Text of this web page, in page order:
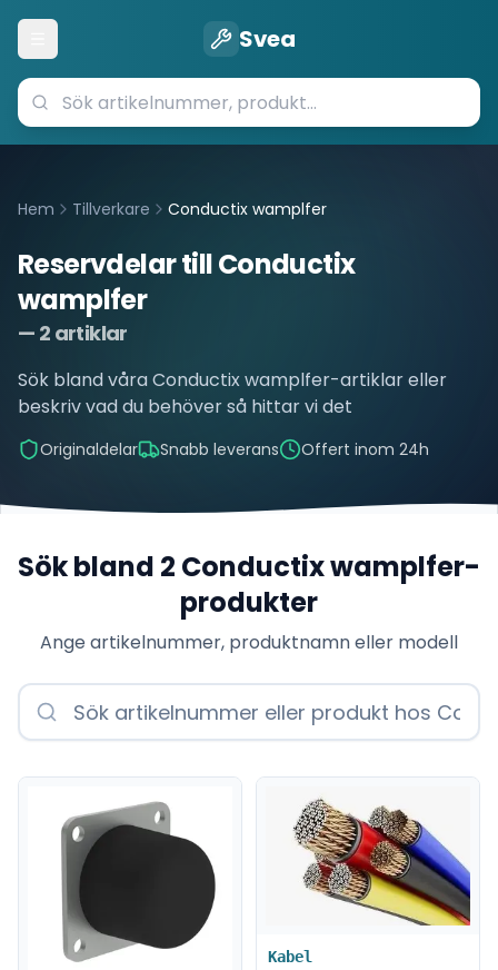
Öppna meny Svea
Hem Tillverkare Conductix wamplfer
Reservdelar tillConductix
wamplfer
— 2 artiklar
Sök bland våraConductix wamplfer-artiklar eller
beskriv vad du behöver så hittar vi det
Originaldelar Snabb leverans Offert inom 24h
Sök bland 2 Conductix wamplfer-
produkter
Ange artikelnummer, produktnamn eller modell
Kabel